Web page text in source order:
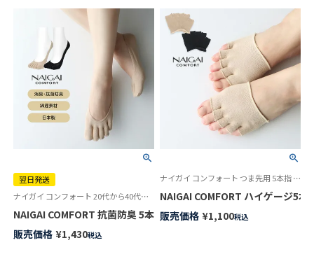
翌日発送
ナイガイ コンフォート 20代から40代の働く女性へデイリー フットケア！素足でいるより気持ち良いBacteria Buster（銀イオン練り込み異形断面ポリエステル使用）
NAIGAI COMFORT 抗菌防臭 5本指フットカバー カバーソックス か
販売価格 ¥1,430税込
ナイガイ コンフォート つま先用 5本指 フットキャップ 婦人 靴下
NAIGAI COMFORT ハイゲージ5
販売価格 ¥1,100税込